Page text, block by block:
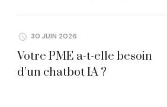
30 JUIN 2026
Votre PME a-t-elle besoin
d’un chatbot IA ?